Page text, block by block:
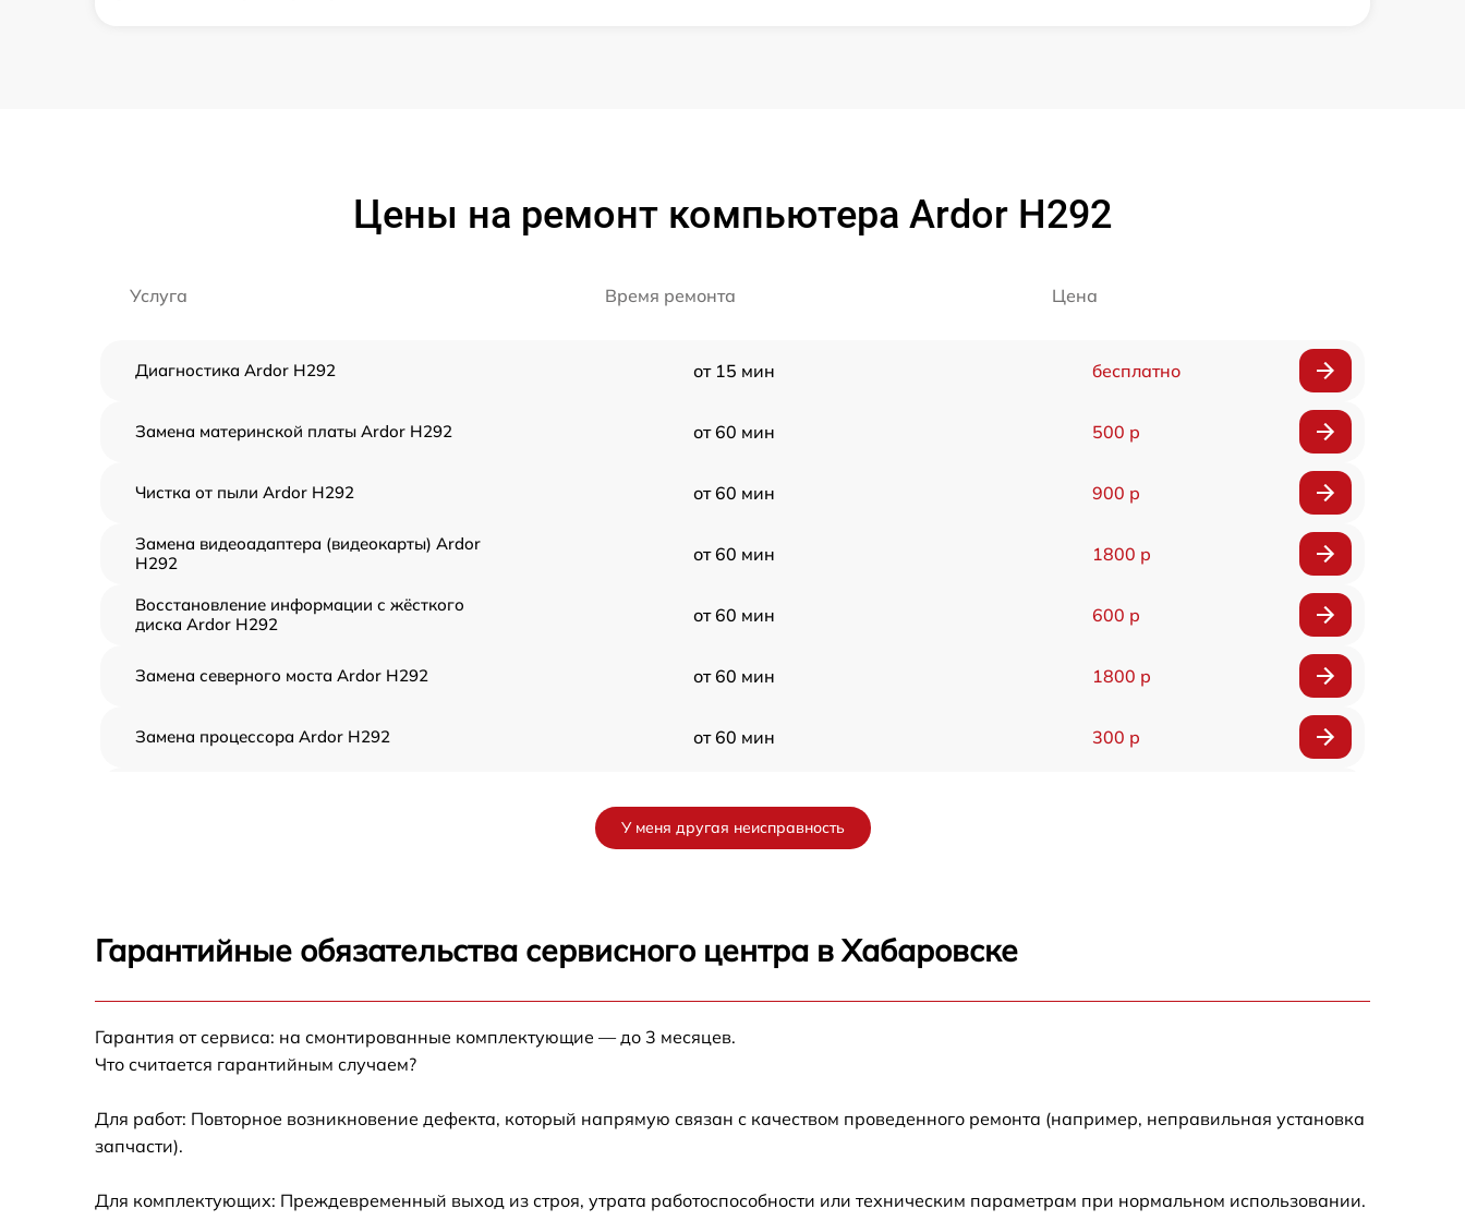
Цены на ремонт компьютера Ardor H292
Услуга Время ремонта Цена
Диагностика Ardor H292 от 15 мин бесплатно
Замена материнской платы Ardor H292 от 60 мин 500 р
Чистка от пыли Ardor H292 от 60 мин 900 р
Замена видеоадаптера (видеокарты) Ardor
H292
от 60 мин 1800 р
Восстановление информации с жёсткого
диска Ardor H292
от 60 мин 600 р
Замена северного моста Ardor H292 от 60 мин 1800 р
Замена процессора Ardor H292 от 60 мин 300 р
Замена звуковой платы Ardor H292 от 60 мин
У меня другая неисправность
Гарантийные обязательства сервисного центра в Хабаровске
Гарантия от сервиса: на смонтированные комплектующие — до 3 месяцев.
Что считается гарантийным случаем?
Для работ: Повторное возникновение дефекта, который напрямую связан с качеством проведенного ремонта (например, неправильная установка
запчасти).
Для комплектующих: Преждевременный выход из строя, утрата работоспособности или техническим параметрам при нормальном использовании.